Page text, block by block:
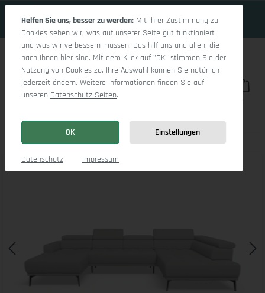
Du hast 0
Marco LO Aho gr Medium R (mit Funktionen)
Bildergalerie überspringen
Helfen Sie uns, besser zu werden: Mit Ihrer Zustimmung zu
Cookies sehen wir, was auf unserer Seite gut funktioniert
und was wir verbessern müssen. Das hilf uns und allen, die
nach Ihnen hier sind. Mit dem Klick auf "OK" stimmen Sie der
Nutzung von Cookies zu. Ihre Auswahl können Sie natürlich
jederzeit ändern. Weitere Informationen finden Sie auf
unseren Datenschutz-Seiten.
OK Einstellungen
Datenschutz Impressum